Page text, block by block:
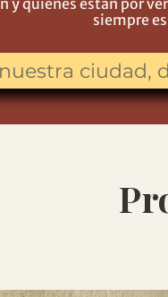
y quienes están por
siempre
ciudad,